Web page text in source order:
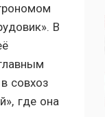
В
совхоз
где она